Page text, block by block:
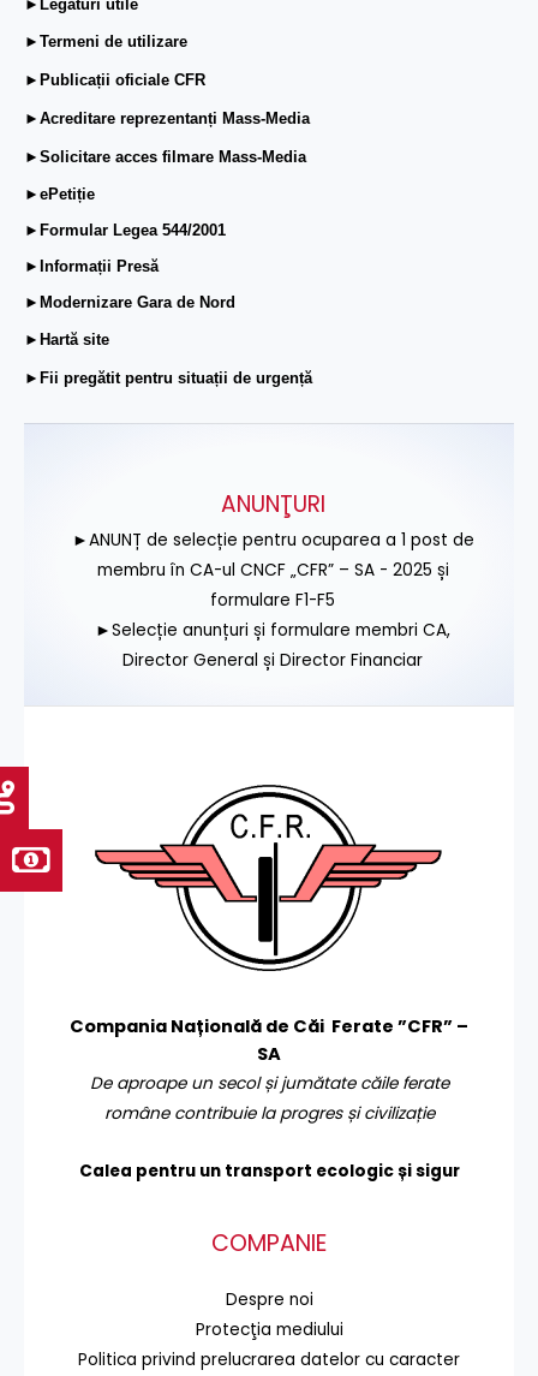
►Legături utile
►Termeni de utilizare
►Publicații oficiale CFR
►Acreditare reprezentanți Mass-Media
►Solicitare acces filmare Mass-Media
►ePetiție
►Formular Legea 544/2001
►Informații Presă
►Modernizare Gara de Nord
►Hartă site
►Fii pregătit pentru situații de urgență
ANUNŢURI
►ANUNȚ de selecție pentru ocuparea a 1 post de
membru în CA-ul CNCF „CFR” – SA - 2025 și
formulare F1-F5
►Selecție anunțuri și formulare membri CA,
Director General și Director Financiar
Compania Națională de Căi Ferate ”CFR” –
SA
De aproape un secol și jumătate căile ferate
române contribuie la progres și civilizație
Calea pentru un transport ecologic și sigur
COMPANIE
Despre noi
Protecţia mediului
Politica privind prelucrarea datelor cu caracter